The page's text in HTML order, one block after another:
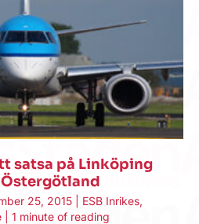
satsa på Linköping
25, 2015 ESB Inrikes,
1 minute of reading